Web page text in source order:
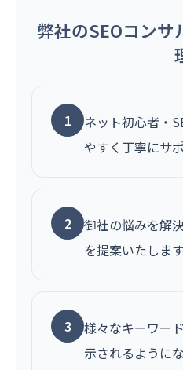
弊社のSEOコンサ
1
ネット初心者・
やすく丁寧にサ
2
御社の悩みを解
を提案いたします
3
様々なキーワー
示されるようにな